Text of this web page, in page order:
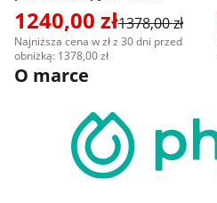
1240,00 zł1378,00 zł
Najniższa cena w zł z 30 dni przed
obniżką: 1378,00 zł
O marce